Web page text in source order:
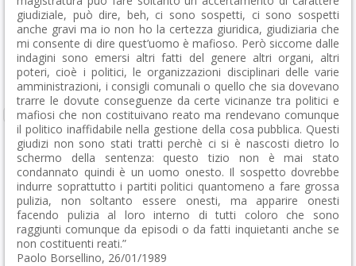
giudiziale, può dire, beh, ci sono sospetti, ci sono sospetti
anche gravi ma io non ho la certezza giuridica, giudiziaria che
mi consente di dire quest’uomo è mafioso. Però siccome dalle
indagini sono emersi altri fatti del genere altri organi, altri
poteri, cioè i politici, le organizzazioni disciplinari delle varie
amministrazioni, i consigli comunali o quello che sia dovevano
trarre le dovute conseguenze da certe vicinanze tra politici e
mafiosi che non costituivano reato ma rendevano comunque
il politico inaffidabile nella gestione della cosa pubblica. Questi
giudizi non sono stati tratti perchè ci si è nascosti dietro lo
schermo della sentenza: questo tizio non è mai stato
condannato quindi è un uomo onesto. Il sospetto dovrebbe
indurre soprattutto i partiti politici quantomeno a fare grossa
pulizia, non soltanto essere onesti, ma apparire onesti
facendo pulizia al loro interno di tutti coloro che sono
raggiunti comunque da episodi o da fatti inquietanti anche se
non costituenti reati.”
Paolo Borsellino, 26/01/1989